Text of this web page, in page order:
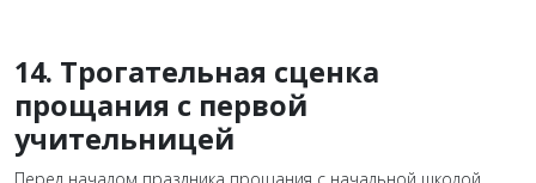
14. Трогательная сценка
прощания с первой
учительницей
Перед началом праздника прощания с начальной школой